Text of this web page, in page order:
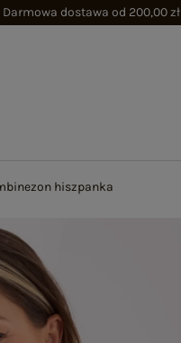
Darmowa dostawa od 200,00 zł
hiszpanka